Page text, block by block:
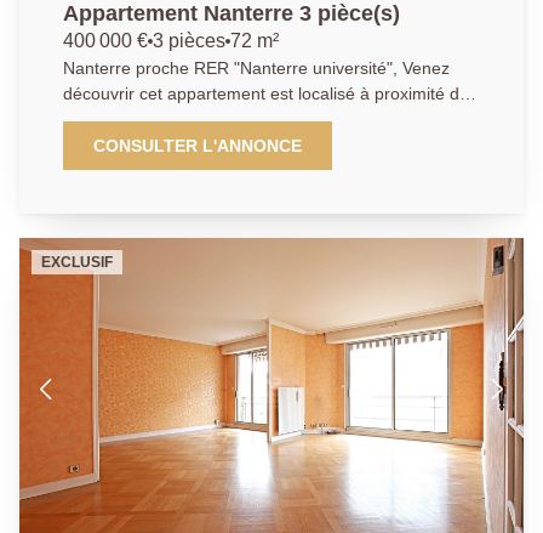
Appartement Nanterre 3 pièce(s)
400 000 € 3 pièces 72 m²
Nanterre proche RER "Nanterre université", Venez
découvrir cet appartement est localisé à proximité de
toutes les commodités, des écoles. Son emplacement
à 2 minutes à pied du RER et à 10 minutes de la
Défense, est un de ses atouts. Cet appartement
Les deux pièces possèdent un accès à une terrasse.
Pour accéder au coin, un dégagement qui dessert
d'acquérir le parking en supplément. Nous contactez :
01 40 97 07 07 AP/LT
CONSULTER L'ANNONCE
EXCLUSIF